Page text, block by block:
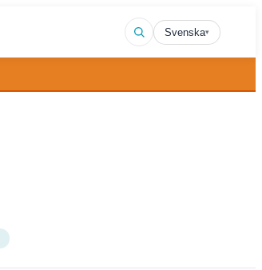
Svenska▾